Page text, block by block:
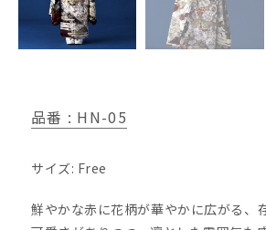
品番 : HN-05
サイズ: Free
鮮やかな赤に花柄が華やかに広がる、